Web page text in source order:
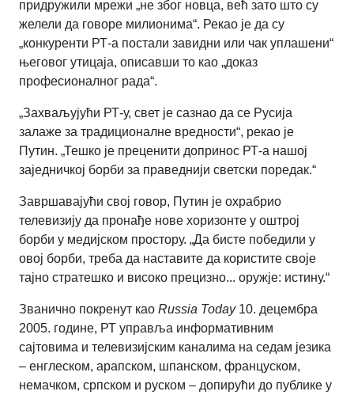
придружили мрежи „не због новца, већ зато што су
желели да говоре милионима“. Рекао је да су
„конкуренти РТ-а постали завидни или чак уплашени“
његовог утицаја, описавши то као „доказ
професионалног рада“.
„Захваљујући РТ-у, свет је сазнао да се Русија
залаже за традиционалне вредности“, рекао је
Путин. „Тешко је преценити допринос РТ-а нашој
заједничкој борби за праведнији светски поредак.“
Завршавајући свој говор, Путин је охрабрио
телевизију да пронађе нове хоризонте у оштрој
борби у медијском простору. „Да бисте победили у
овој борби, треба да наставите да користите своје
тајно стратешко и високо прецизно... оружје: истину.“
Званично покренут као Russia Today10. децембра
2005. године, РТ управља информативним
сајтовима и телевизијским каналима на седам језика
– енглеском, арапском, шпанском, француском,
немачком, српском и руском – допирући до публике у